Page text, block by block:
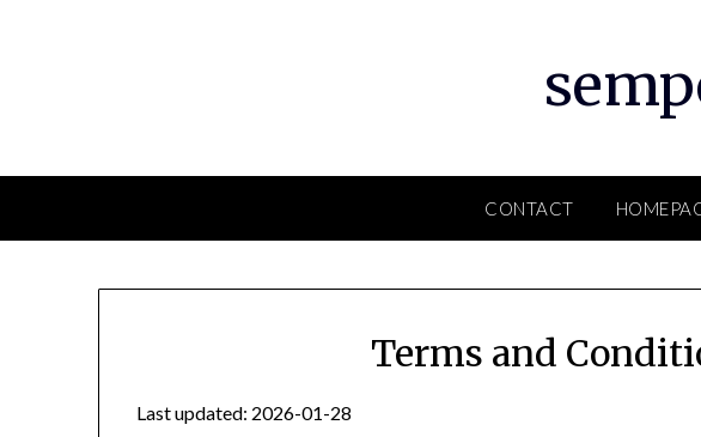
CONTACT
Terms and
Last updated: 2026-01-28